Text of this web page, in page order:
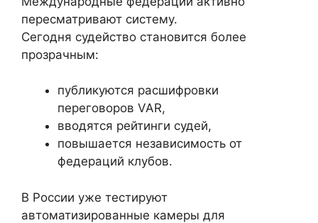
пересматривают систему.
Сегодня судейство становится более
прозрачным:
публикуются расшифровки
переговоров VAR,
вводятся рейтинги судей,
повышается независимость от
федераций клубов.
В России уже тестируют
автоматизированные камеры для